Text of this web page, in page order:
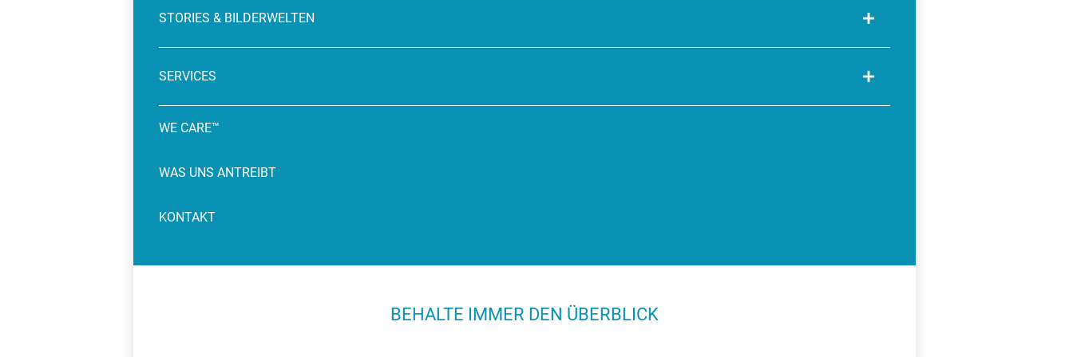
STORIES & BILDERWELTEN
SERVICES
WE CARE™
WAS UNS ANTREIBT
KONTAKT
BEHALTE IMMER DEN ÜBERBLICK